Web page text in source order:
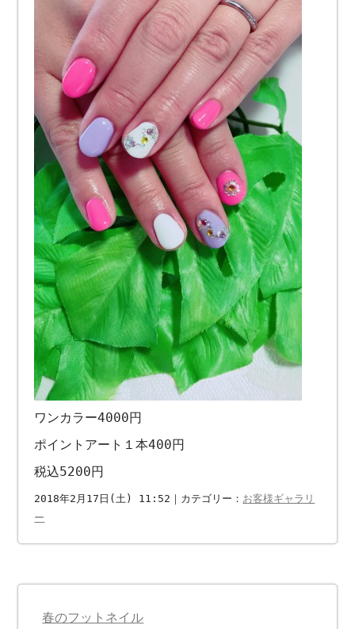
ワンカラー4000円
ポイントアート１本400円
税込5200円
2018年2月17日(土) 11:52｜カテゴリー： お客様ギャラリ
ー
春のフットネイル